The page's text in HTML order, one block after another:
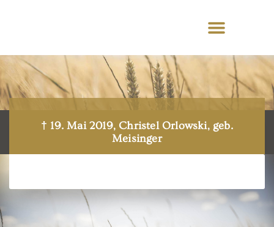
† 19. Mai 2019, Christel Orlowski, geb.
Meisinger